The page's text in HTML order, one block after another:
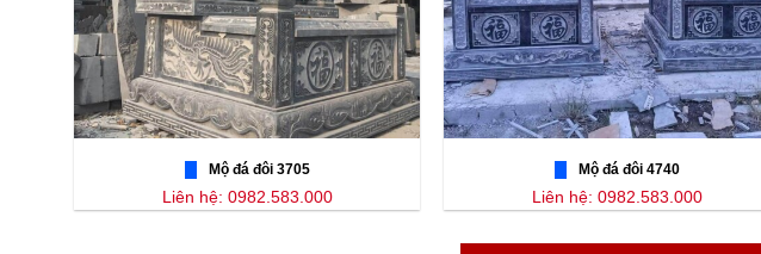
Mộ đá đôi 3705
Liên hệ: 0982.583.000
Mộ đá đôi 4740
Liên hệ: 0982.583.000